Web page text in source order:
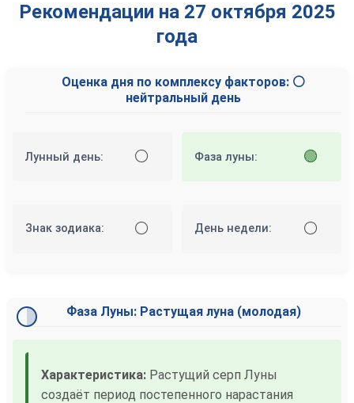
Рекомендации на 27 октября 2025
года
Оценка дня по комплексу факторов: ⚪
нейтральный день
Лунный день: ⚪ Фаза луны: 🟢
Знак зодиака: ⚪ День недели: ⚪
Фаза Луны: Растущая луна (молодая)
Характеристика: Растущий серп Луны
создаёт период постепенного нарастания